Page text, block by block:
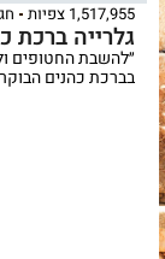
1,517,955 צפיות
גלרייה
בברכת כהנים